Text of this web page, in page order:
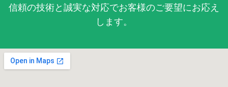
信頼の技術と誠実な対応でお客様のご要望にお応え
します。